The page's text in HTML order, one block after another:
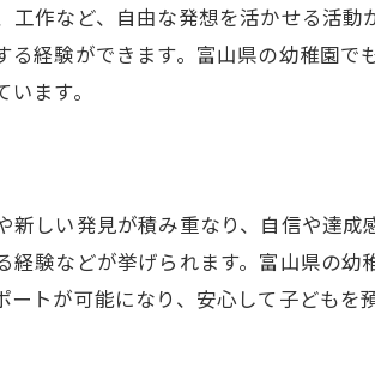
作など、自由な発想を活かせる活動
経験ができます。富山県の幼稚園で
ます。
しい発見が積み重なり、自信や達成
験などが挙げられます。富山県の幼
トが可能になり、安心して子どもを